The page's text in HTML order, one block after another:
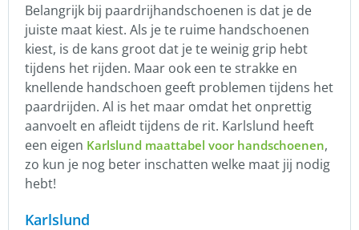
Belangrijk bij paardrijhandschoenen is dat je de
juiste maat kiest. Als je te ruime handschoenen
kiest, is de kans groot dat je te weinig grip hebt
tijdens het rijden. Maar ook een te strakke en
knellende handschoen geeft problemen tijdens het
paardrijden. Al is het maar omdat het onprettig
aanvoelt en afleidt tijdens de rit. Karlslund heeft
een eigen Karlslund maattabel voor handschoenen,
zo kun je nog beter inschatten welke maat jij nodig
hebt!
Karlslund